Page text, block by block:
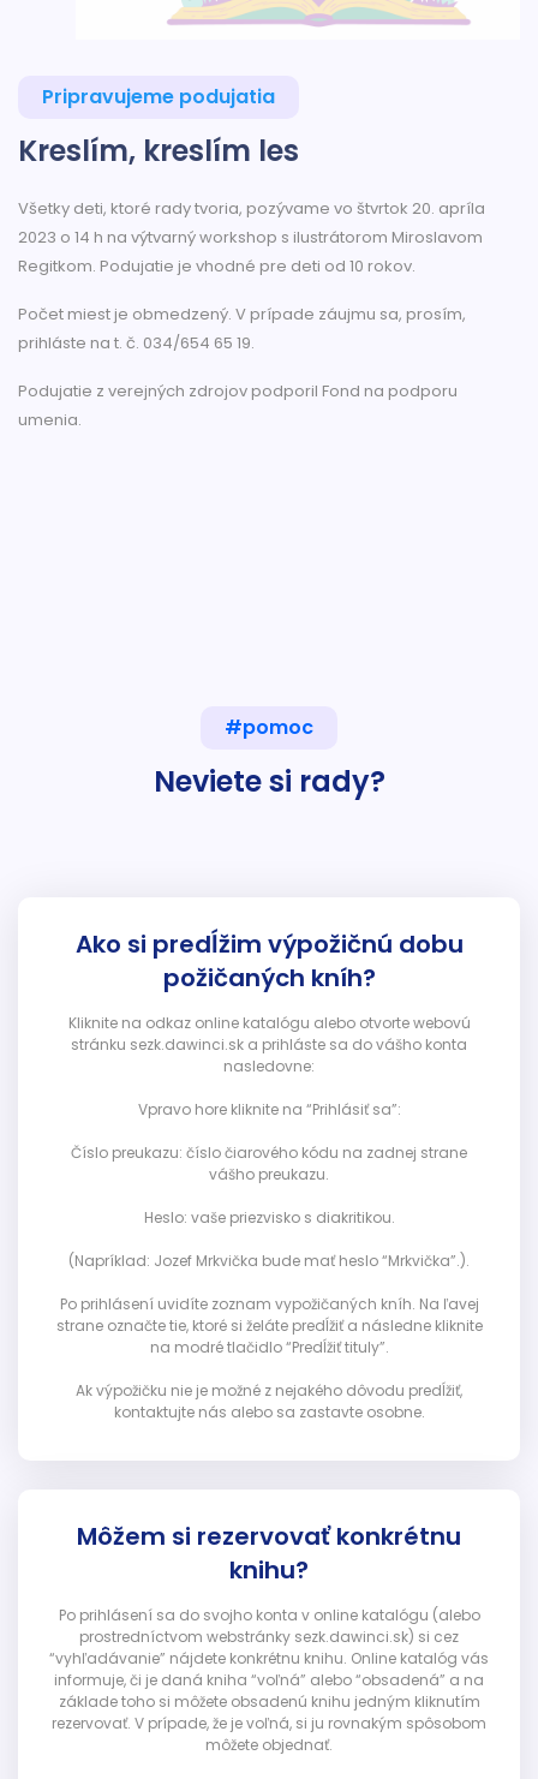
Pripravujeme podujatia
Kreslím, kreslím les
Všetky deti, ktoré rady tvoria, pozývame vo štvrtok 20. apríla
2023 o 14 h na výtvarný workshop s ilustrátorom Miroslavom
Regitkom. Podujatie je vhodné pre deti od 10 rokov.
Počet miest je obmedzený. V prípade záujmu sa, prosím,
prihláste na t. č. 034/654 65 19.
Podujatie z verejných zdrojov podporil Fond na podporu
umenia.
#pomoc
Neviete si rady?
Ako si predĺžim výpožičnú dobu
požičaných kníh?
Kliknite na odkaz online katalógu alebo otvorte webovú
stránku sezk.dawinci.sk a prihláste sa do vášho konta
nasledovne:
Vpravo hore kliknite na “Prihlásiť sa”:
Číslo preukazu: číslo čiarového kódu na zadnej strane
vášho preukazu.
Heslo: vaše priezvisko s diakritikou.
(Napríklad: Jozef Mrkvička bude mať heslo “Mrkvička”.).
Po prihlásení uvidíte zoznam vypožičaných kníh. Na ľavej
strane označte tie, ktoré si želáte predĺžiť a následne kliknite
na modré tlačidlo “Predĺžiť tituly”.
Ak výpožičku nie je možné z nejakého dôvodu predĺžiť,
kontaktujte nás alebo sa zastavte osobne.
Môžem si rezervovať konkrétnu
knihu?
Po prihlásení sa do svojho konta v online katalógu (alebo
prostredníctvom webstránky sezk.dawinci.sk) si cez
“vyhľadávanie” nájdete konkrétnu knihu. Online katalóg vás
informuje, či je daná kniha “voľná” alebo “obsadená” a na
základe toho si môžete obsadenú knihu jedným kliknutím
rezervovať. V prípade, že je voľná, si ju rovnakým spôsobom
môžete objednať.